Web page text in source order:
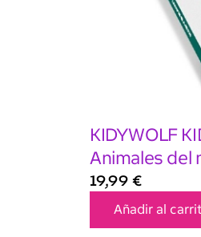
KIDYWOLF
Animales del
19,99 €
Añadir al